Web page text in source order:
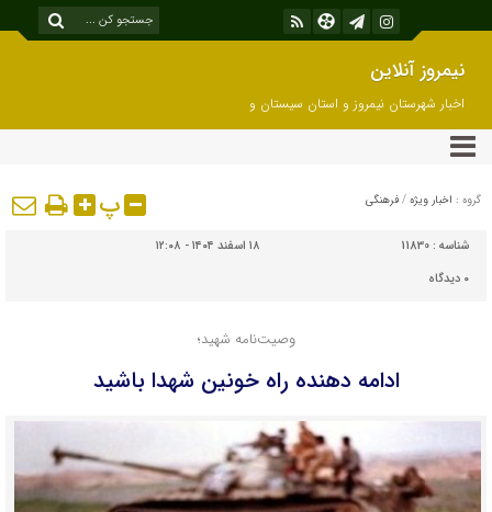
نیمروز آنلاین
اخبار شهرستان نیمروز و استان سیستان و
بلوچستان
گروه : اخبار ویژه / فرهنگی پ
شناسه : 11830
۱۸ اسفند ۱۴۰۴ - ۱۲:۰۸
۰ دیدگاه
وصیت‌نامه شهید؛
ادامه دهنده راه خونین شهدا باشید